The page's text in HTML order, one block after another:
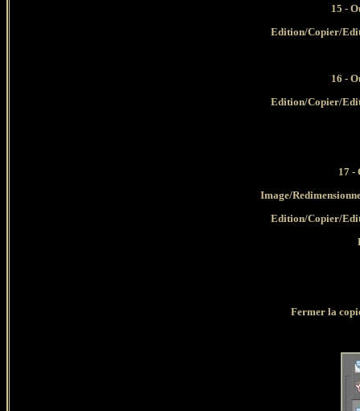
15 -
Edition/Copier/
16 -
Edition/Copier/
17 -
Image/
Edition/Copier/
Fermer la